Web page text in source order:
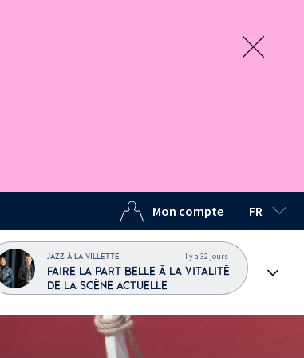
Mon compte FR
LANGUE
JAZZ À LA VILLETTE il y a 32 jours
FAIRE LA PART BELLE À LA VITALITÉ
DE LA SCÈNE ACTUELLE